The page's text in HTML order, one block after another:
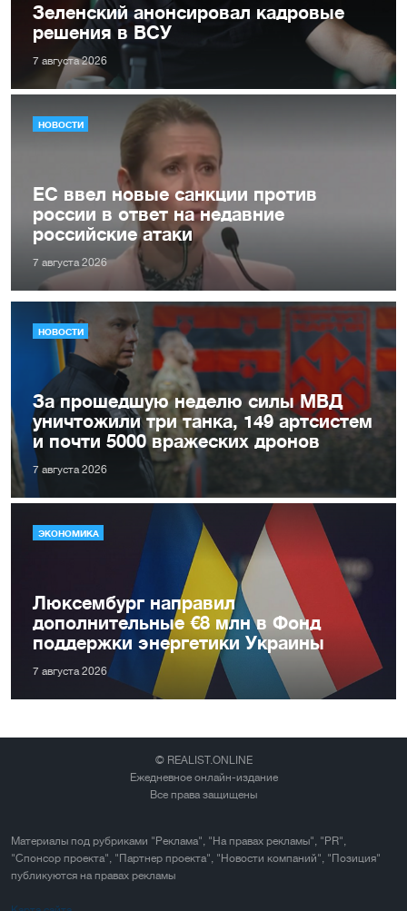
Зеленский анонсировал кадровые
решения в ВСУ
7 августа 2026
НОВОСТИ
ЕС ввел новые санкции против
россии в ответ на недавние
российские атаки
7 августа 2026
НОВОСТИ
За прошедшую неделю силы МВД
уничтожили три танка, 149 артсистем
и почти 5000 вражеских дронов
7 августа 2026
ЭКОНОМИКА
Люксембург направил
дополнительные €8 млн в Фонд
поддержки энергетики Украины
7 августа 2026
© REALIST.ONLINE
Ежедневное онлайн-издание
Все права защищены
Материалы под рубриками "Реклама", "На правах рекламы", "PR",
"Спонсор проекта", "Партнер проекта", "Новости компаний", "Позиция"
публикуются на правах рекламы